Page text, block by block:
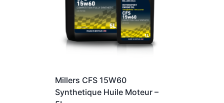
Millers CFS 15W60
Synthetique Huile Moteur –